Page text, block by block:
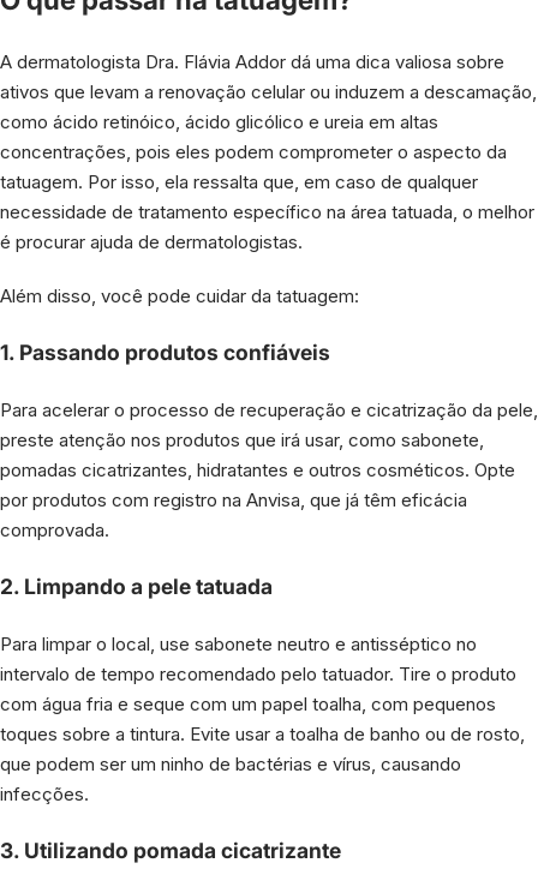
A dermatologista Dra. Flávia Addor dá uma dica valiosa sobre
ativos que levam a renovação celular ou induzem a descamação,
como ácido retinóico, ácido glicólico e ureia em altas
concentrações, pois eles podem comprometer o aspecto da
tatuagem. Por isso, ela ressalta que, em caso de qualquer
necessidade de tratamento específico na área tatuada, o melhor
é procurar ajuda de dermatologistas.
Além disso, você pode cuidar da tatuagem:
1. Passando produtos confiáveis
Para acelerar o processo de recuperação e cicatrização da pele,
preste atenção nos produtos que irá usar, como sabonete,
pomadas cicatrizantes, hidratantes e outros cosméticos. Opte
por produtos com registro na Anvisa, que já têm eficácia
comprovada.
2. Limpando a pele tatuada
Para limpar o local, use sabonete neutro e antisséptico no
intervalo de tempo recomendado pelo tatuador. Tire o produto
com água fria e seque com um papel toalha, com pequenos
toques sobre a tintura. Evite usar a toalha de banho ou de rosto,
que podem ser um ninho de bactérias e vírus, causando
infecções.
3. Utilizando pomada cicatrizante